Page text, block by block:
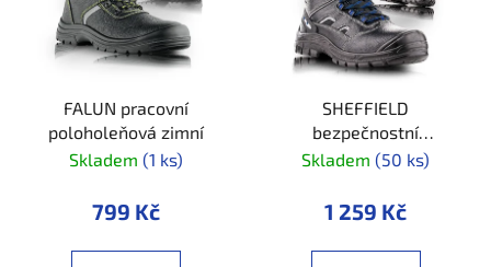
FALUN pracovní
poloholeňová zimní
Skladem (1 ks)
799 Kč
SHEFFIELD
bezpečnostní
poloholeňová zimní
Skladem (50 ks)
1 259 Kč